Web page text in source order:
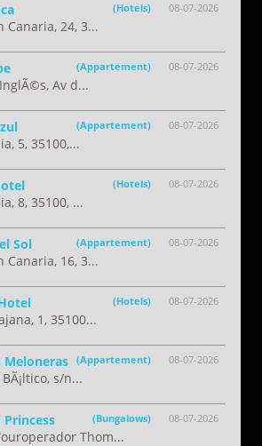
08-07-2026
(Hotels)
Canaria, 24, 3...
08-07-2026
(Appartement)
Av d...
08-07-2026
(Appartement)
5, 35100,...
08-07-2026
(Hotels)
8, 35100, ...
08-07-2026
Sol (Appartement)
Canaria, 16, 3...
08-07-2026
(Hotels)
1, 35100...
08-07-2026
Meloneras (Appartement)
s/n...
08-07-2026
Princess (Bungalows)
Thom...